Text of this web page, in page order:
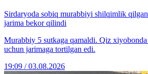
Sirdaryoda sobiq murabbiyi shilqimlik
jarima bekor qilindi
Murabbiy 5 sutkaga qamaldi. Qiz
uchun jarimaga tortilgan edi.
19:09 / 03.08.2026